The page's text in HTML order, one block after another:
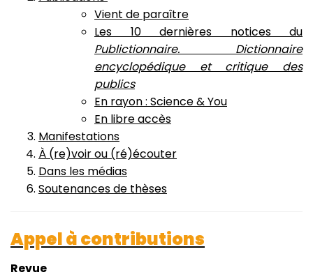
Vient de paraître
Les 10 dernières notices du
Publictionnaire. Dictionnaire
encyclopédique et critique des
publics
En rayon : Science & You
En libre accès
Manifestations
À (re)voir ou (ré)écouter
Dans les médias
Soutenances de thèses
Appel à contributions
Revue